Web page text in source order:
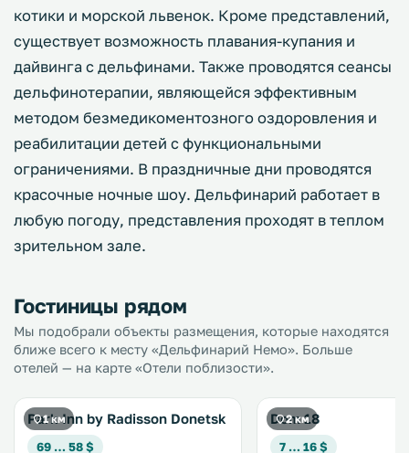
котики и морской львенок. Кроме представлений,
существует возможность плавания-купания и
дайвинга с дельфинами. Также проводятся сеансы
дельфинотерапии, являющейся эффективным
методом безмедикоментозного оздоровления и
реабилитации детей с функциональными
ограничениями. В праздничные дни проводятся
красочные ночные шоу. Дельфинарий работает в
любую погоду, представления проходят в теплом
зрительном зале.
Гостиницы рядом
Мы подобрали объекты размещения, которые находятся
ближе всего к месту «Дельфинарий Немо». Больше
отелей — на карте «Отели поблизости».
1 км
Park Inn by Radisson Donetsk
69 … 58 $
2 км
Dom 18
7 … 16 $